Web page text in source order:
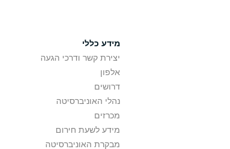
מידע כללי
יצירת קשר ודרכי הגעה
אלפון
דרושים
נהלי האוניברסיטה
מכרזים
מידע לשעת חירום
מבקרת האוניברסיטה